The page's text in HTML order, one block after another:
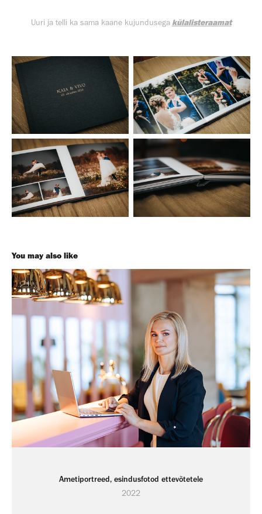
Uuri ja telli ka sama kaane kujundusega külalisteraamat
You may also like
Ametiportreed, esindusfotod ettevõtetele
2022